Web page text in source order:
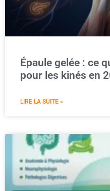
Épaule gelée : ce
pour les kinés en
LIRE LA SUITE »